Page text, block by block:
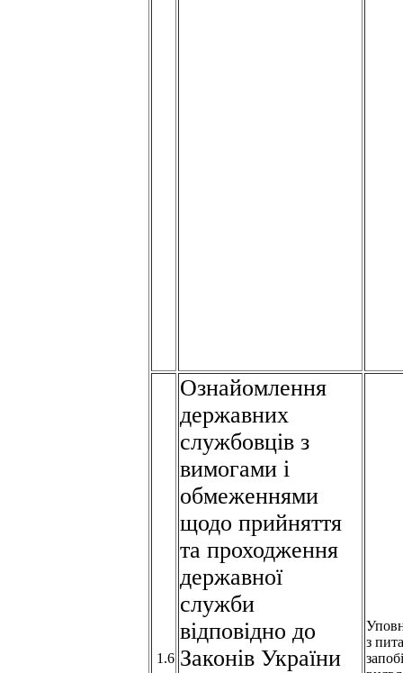
1.6
Ознайомлення
державних
службовців з
вимогами і
обмеженнями
щодо прийняття
та проходження
державної
служби
відповідно до
Законів України
з